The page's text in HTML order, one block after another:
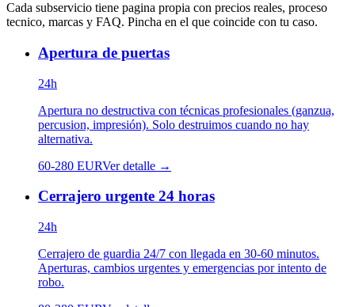
Cada subservicio tiene pagina propia con precios reales, proceso
tecnico, marcas y FAQ. Pincha en el que coincide con tu caso.
Apertura de puertas
24h
Apertura no destructiva con técnicas profesionales (ganzua,
percusion, impresión). Solo destruimos cuando no hay
alternativa.
60-280 EURVer detalle →
Cerrajero urgente 24 horas
24h
Cerrajero de guardia 24/7 con llegada en 30-60 minutos.
Aperturas, cambios urgentes y emergencias por intento de
robo.